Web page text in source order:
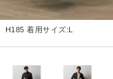
H185 着用サイズ:L